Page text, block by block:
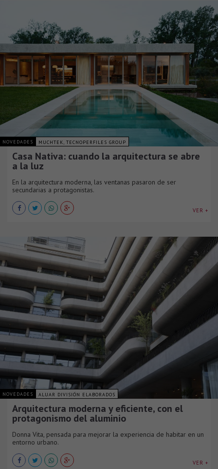
NOVEDADES MUCHTEK, TECNOPERFILES GROUP
Casa Nativa: cuando la arquitectura se abre
a la luz
En la arquitectura moderna, las ventanas pasaron de ser
secundarias a protagonistas.
VER +
NOVEDADES ALUAR DIVISIÓN ELABORADOS
Arquitectura moderna y eficiente, con el
protagonismo del aluminio
Donna Vita, pensada para mejorar la experiencia de habitar en un
entorno urbano.
VER +